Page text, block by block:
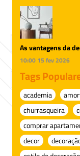
As vantagens da
10:00 15 fev 2026
Tags
academia
churrasqueira
comprar
decor